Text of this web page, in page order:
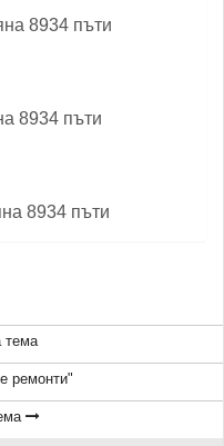
8934 пъти
8934 пъти
8934 пъти
тема
ремонти"